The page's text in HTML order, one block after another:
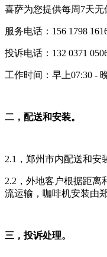
喜萨为您提供每周7天无
服务电话：156 1798
投诉电话：132 0371
工作时间：早上07:30 -
二，配送和安装。
2.1，郑州市内配送和安
2.2，外地客户根据距离
流运输，咖啡机安装由
三，投诉处理。